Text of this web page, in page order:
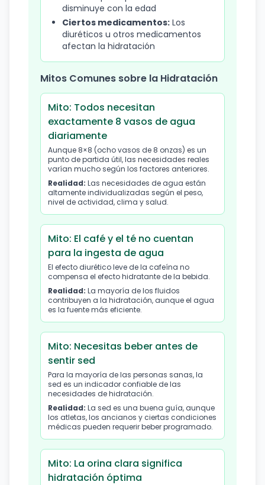
disminuye con la edad
Ciertos medicamentos: Los
diuréticos u otros medicamentos
afectan la hidratación
Mitos Comunes sobre la Hidratación
Mito: Todos necesitan
exactamente 8 vasos de agua
diariamente
Aunque 8×8 (ocho vasos de 8 onzas) es un
punto de partida útil, las necesidades reales
varían mucho según los factores anteriores.
Realidad: Las necesidades de agua están
altamente individualizadas según el peso,
nivel de actividad, clima y salud.
Mito: El café y el té no cuentan
para la ingesta de agua
El efecto diurético leve de la cafeína no
compensa el efecto hidratante de la bebida.
Realidad: La mayoría de los fluidos
contribuyen a la hidratación, aunque el agua
es la fuente más eficiente.
Mito: Necesitas beber antes de
sentir sed
Para la mayoría de las personas sanas, la
sed es un indicador confiable de las
necesidades de hidratación.
Realidad: La sed es una buena guía, aunque
los atletas, los ancianos y ciertas condiciones
médicas pueden requerir beber programado.
Mito: La orina clara significa
hidratación óptima